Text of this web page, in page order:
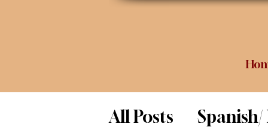
All Posts Spanish/